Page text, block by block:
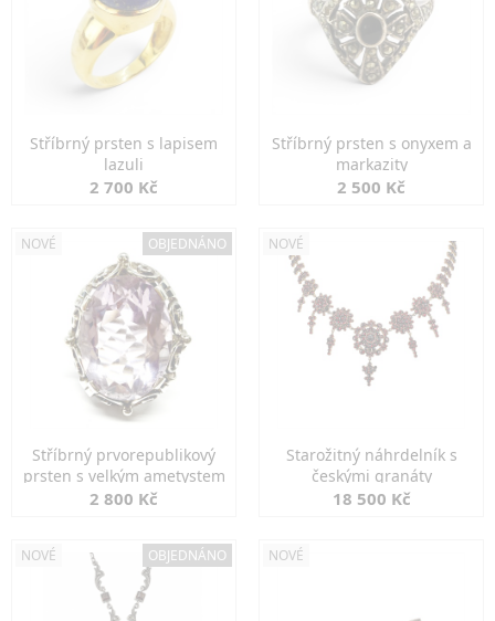
Stříbrný prsten s lapisem
lazuli
2 700 Kč
Stříbrný prsten s onyxem a
markazity
2 500 Kč
NOVÉ OBJEDNÁNO
Stříbrný prvorepublikový
prsten s velkým ametystem
2 800 Kč
NOVÉ
Starožitný náhrdelník s
českými granáty
18 500 Kč
NOVÉ OBJEDNÁNO NOVÉ